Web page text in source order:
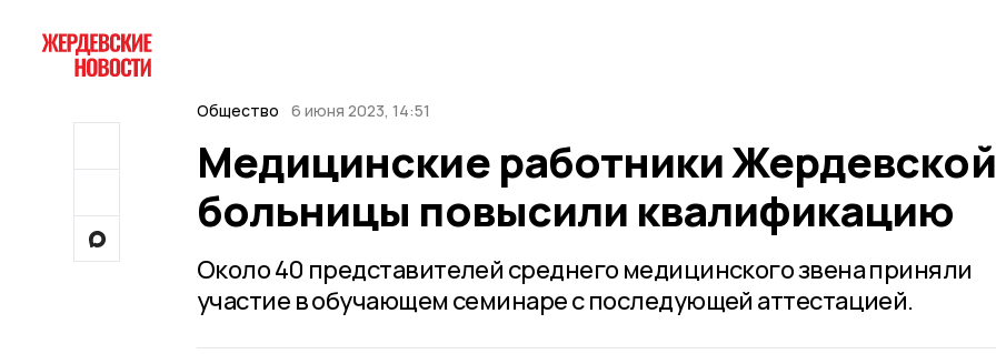
Общество 6 июня 2023, 14:51
Медицинские работники Жердевской
больницы повысили квалификацию
Около 40 представителей среднего медицинского звена приняли
участие в обучающем семинаре с последующей аттестацией.